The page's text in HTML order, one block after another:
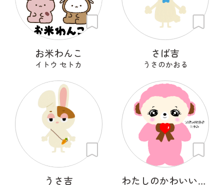
お米わんこ
イトウ セトカ
さば吉
うさのかおる
うさ吉 わたしのかわいいせかい